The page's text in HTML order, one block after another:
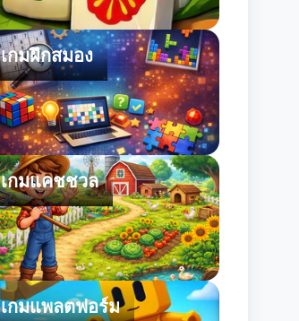
เกมฝึกสมอง
เกมแคชชวล
เกมแพลตฟอร์ม